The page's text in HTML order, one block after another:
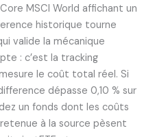
MSCI World affichant un
historique tourne
valide la mécanique
: c’est la tracking
le coût total réel. Si
dépasse 0,10 % sur
un fonds dont les coûts
à la source pèsent